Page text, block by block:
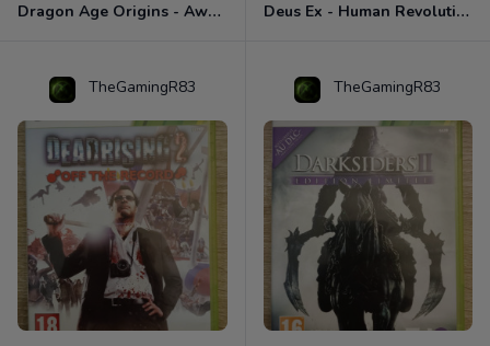
Dragon Age Origins - Awakening Xbox 360 Deus Ex - Human Revolution Xbox 360
TheGamingR83 TheGamingR83